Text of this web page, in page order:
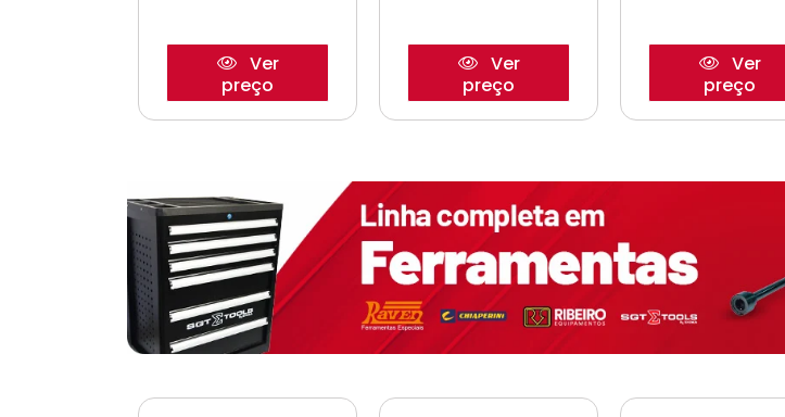
Ver
preço
Ver
preço
Ver
preço